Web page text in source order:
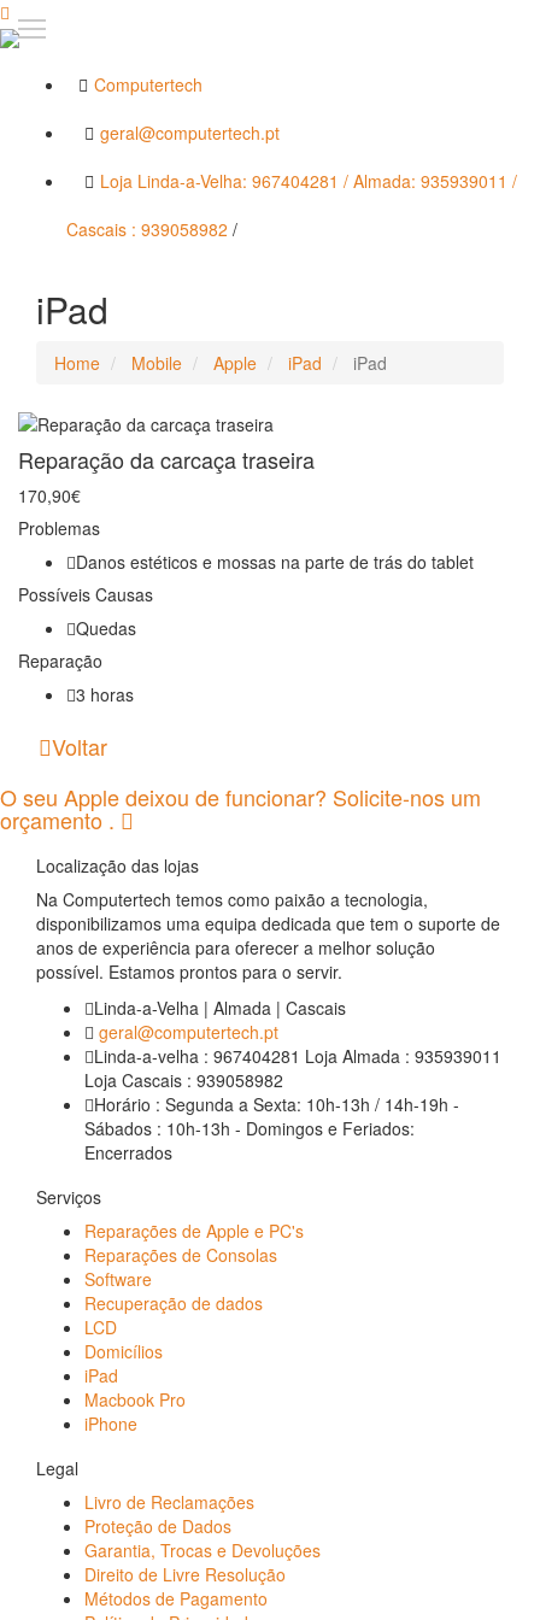
Computertech
geral@computertech.pt
Loja Linda-a-Velha: 967404281 / Almada: 935939011 /
Cascais : 939058982 /
iPad
Home Mobile Apple iPad iPad
Reparação da carcaça traseira
170,90€
Problemas
Danos estéticos e mossas na parte de trás do tablet
Possíveis Causas
Quedas
Reparação
3 horas
Voltar
O seu Apple deixou de funcionar? Solicite-nos um
orçamento .
Localização das lojas
Na Computertech temos como paixão a tecnologia,
disponibilizamos uma equipa dedicada que tem o suporte de
anos de experiência para oferecer a melhor solução
possível. Estamos prontos para o servir.
Linda-a-Velha | Almada | Cascais
geral@computertech.pt
Linda-a-velha : 967404281 Loja Almada : 935939011
Loja Cascais : 939058982
Horário : Segunda a Sexta: 10h-13h / 14h-19h -
Sábados : 10h-13h - Domingos e Feriados:
Encerrados
Serviços
Reparações de Apple e PC's
Reparações de Consolas
Software
Recuperação de dados
LCD
Domicílios
iPad
Macbook Pro
iPhone
Legal
Livro de Reclamações
Proteção de Dados
Garantia, Trocas e Devoluções
Direito de Livre Resolução
Métodos de Pagamento